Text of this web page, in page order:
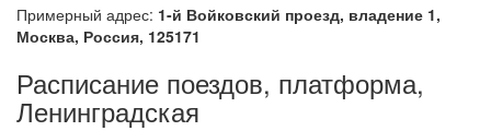
Примерный адрес: 1-й Войковский проезд, владение 1,
Москва, Россия, 125171
Расписание поездов, платформа,
Ленинградская